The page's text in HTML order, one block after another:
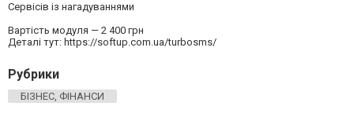
Сервісів із нагадуваннями
Вартість модуля — 2 400 грн
Деталі тут: https://softup.com.ua/turbosms/
Рубрики
БІЗНЕС, ФІНАНСИ